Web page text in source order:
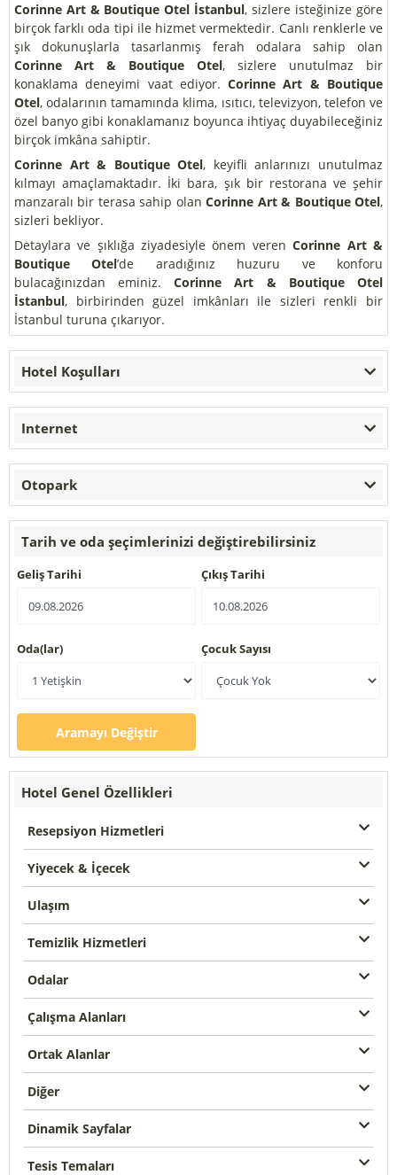
Corinne Art & Boutique Otel İstanbul, sizlere isteğinize göre
birçok farklı oda tipi ile hizmet vermektedir. Canlı renklerle ve
şık dokunuşlarla tasarlanmış ferah odalara sahip olan
Corinne Art & Boutique Otel, sizlere unutulmaz bir
konaklama deneyimi vaat ediyor. Corinne Art & Boutique
Otel, odalarının tamamında klima, ısıtıcı, televizyon, telefon ve
özel banyo gibi konaklamanız boyunca ihtiyaç duyabileceğiniz
birçok imkâna sahiptir.
Corinne Art & Boutique Otel, keyifli anlarınızı unutulmaz
kılmayı amaçlamaktadır. İki bara, şık bir restorana ve şehir
manzaralı bir terasa sahip olan Corinne Art & Boutique Otel,
sizleri bekliyor.
Detaylara ve şıklığa ziyadesiyle önem veren Corinne Art &
Boutique Otel’de aradığınız huzuru ve konforu
bulacağınızdan eminiz. Corinne Art & Boutique Otel
İstanbul, birbirinden güzel imkânları ile sizleri renkli bir
İstanbul turuna çıkarıyor.
Hotel Koşulları
Internet
Otopark
Tarih ve oda şeçimlerinizi değiştirebilirsiniz
Geliş Tarihi Çıkış Tarihi
Oda(lar) Çocuk Sayısı
Aramayı Değiştir
Hotel Genel Özellikleri
Resepsiyon Hizmetleri
Yiyecek & İçecek
Ulaşım
Temizlik Hizmetleri
Odalar
Çalışma Alanları
Ortak Alanlar
Diğer
Dinamik Sayfalar
Tesis Temaları